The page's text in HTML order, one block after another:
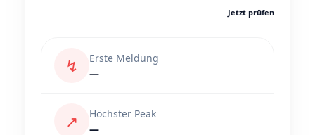
Jetzt prüfen
↯
Erste Meldung
—
↗
Höchster Peak
—